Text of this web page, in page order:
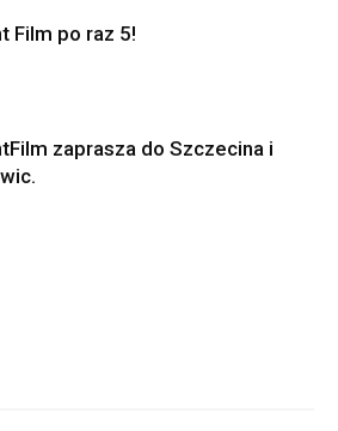
Film po raz 5!
zaprasza do Szczecina i